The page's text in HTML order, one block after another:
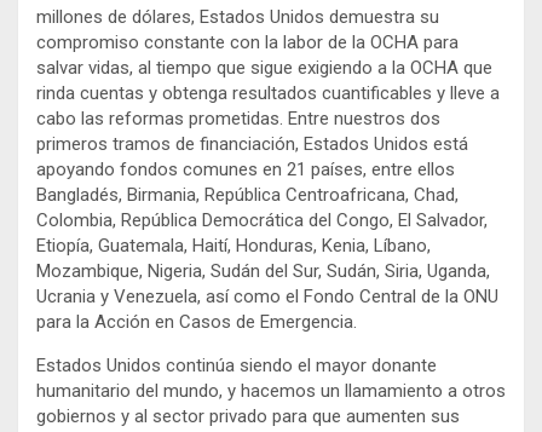
millones de dólares, Estados Unidos demuestra su
compromiso constante con la labor de la OCHA para
salvar vidas, al tiempo que sigue exigiendo a la OCHA que
rinda cuentas y obtenga resultados cuantificables y lleve a
cabo las reformas prometidas. Entre nuestros dos
primeros tramos de financiación, Estados Unidos está
apoyando fondos comunes en 21 países, entre ellos
Bangladés, Birmania, República Centroafricana, Chad,
Colombia, República Democrática del Congo, El Salvador,
Etiopía, Guatemala, Haití, Honduras, Kenia, Líbano,
Mozambique, Nigeria, Sudán del Sur, Sudán, Siria, Uganda,
Ucrania y Venezuela, así como el Fondo Central de la ONU
para la Acción en Casos de Emergencia.
Estados Unidos continúa siendo el mayor donante
humanitario del mundo, y hacemos un llamamiento a otros
gobiernos y al sector privado para que aumenten sus